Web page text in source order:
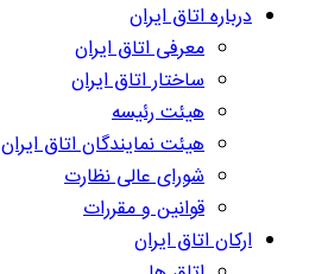
درباره اتاق ایران
معرفی اتاق ایران
ساختار اتاق ایران
هیئت رئیسه
هیئت نمایندگان اتاق ایران
شورای عالی نظارت
قوانین و مقررات
ارکان اتاق ایران